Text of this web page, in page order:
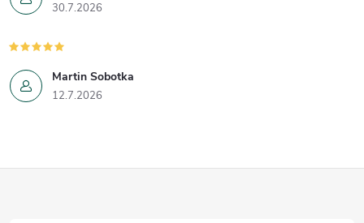
30.7.2026
Martin Sobotka
12.7.2026